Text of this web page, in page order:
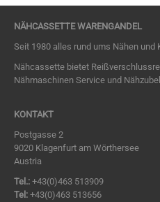
NÄHCASSETTE WARENGANDEL
Seit 1980 alles rund ums Nähen und
Nähcassette bietet
Nähmaschinen Service und
KONTAKT
Postgasse 2
9020 Klagenfurt am Wörthersee
Austria
Tel.: +43(0)463 513909
Tel: +43(0)463 513656